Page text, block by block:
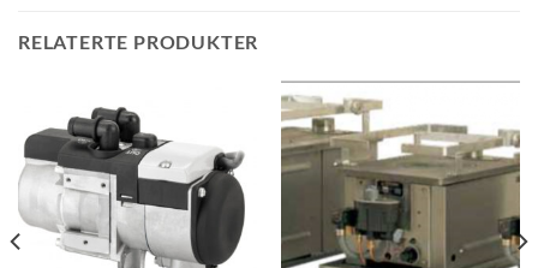
RELATERTE PRODUKTER